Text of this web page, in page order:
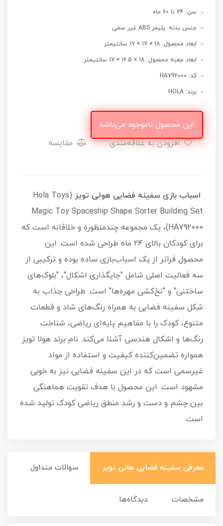
سن: 24 تا 60 ماه
جنس بدنه: پلیمر ABS غیر سمی
ابعاد محصول: 18 × 17 × 17 سانتیمتر
ابعاد جعبه محصول: 18 × 16.5 × 17 سانتیمتر
کد: HA792000
برند: HOLA
این محصول ناموجود می‌باشد
افزودن به علاقه‌مندی
مقایسه
اسباب بازی سفینه فضایی هولی تویز
(Hola Toys
Magic Toy Spaceship Shape Sorter Building Set
HA792000)، یک مجموعه چندمنظوره و خلاقانه است که
برای کودکان بالای ۲۴ ماه طراحی شده است. این
محصول فراتر از یک اسباب‌بازی ساده بوده و ترکیبی از
سه فعالیت اصلی شامل "جایگذاری اشکال"، "بلوک‌های
ساختنی" و "نخ‌کشی مهره‌ها" است. طراحی جذاب به
شکل سفینه فضایی به همراه رنگ‌های شاد و قطعات
متنوع، کودک را با مفاهیم پایه‌ای ریاضی، شناخت
رنگ‌ها و اشکال هندسی آشنا می‌کند. نام برند هولا تویز
همواره تضمین‌کننده کیفیت و استفاده از مواد
غیرسمی است که در این سفینه فضایی نیز به خوبی
مشهود است. این محصول با هدف تقویت هماهنگی
بین چشم و دست و رشد منطق ریاضی کودک تولید شده
است.
معرفی سفینه فضایی هالی تویز سوالات متداول
مشخصات دیدگاه‌ها